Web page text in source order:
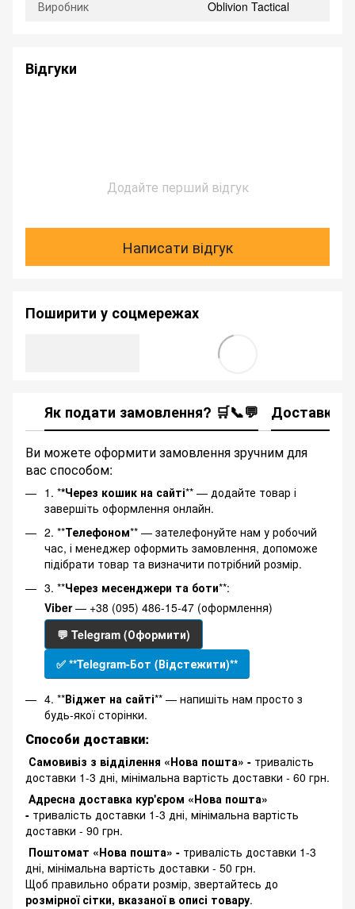
Виробник Oblivion Tactical
Відгуки
Додайте перший відгук
Написати відгук
Поширити у соцмережах
Як подати замовлення? 🛒📞💬 Доставка
Ви можете оформити замовлення зручним для
вас способом:
1. **Через кошик на сайті** — додайте товар і
завершіть оформлення онлайн.
2. **Телефоном** — зателефонуйте нам у робочий
час, і менеджер оформить замовлення, допоможе
підібрати товар та визначити потрібний розмір.
3. **Через месенджери та боти**:
Viber— +38 (095) 486-15-47 (оформлення)
💬 Telegram (Оформити)
✅ **Telegram-Бот (Відстежити)**
4. **Віджет на сайті** — напишіть нам просто з
будь-якої сторінки.
Способи доставки:
Самовивіз з відділення «Нова пошта» - тривалість
доставки 1-3 дні, мінімальна вартість доставки - 60 грн.
Адресна доставка кур'єром «Нова пошта»
- тривалість доставки 1-3 дні, мінімальна вартість
доставки - 90 грн.
Поштомат «Нова пошта» - тривалість доставки 1-3
дні, мінімальна вартість доставки - 50 грн.
Щоб правильно обрати розмір, звертайтесь до
розмірної сітки, вказаної в описі товару.